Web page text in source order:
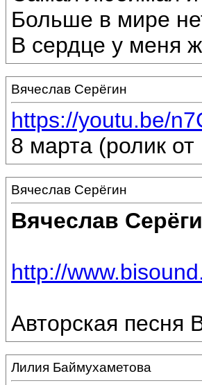
Больше в мире
В сердце у меня
Вячеслав Серёгин
https://youtu.be/
8 марта (ролик
Вячеслав Серёгин
Вячеслав
http://
Авторская песня
Лилия Баймухаметова